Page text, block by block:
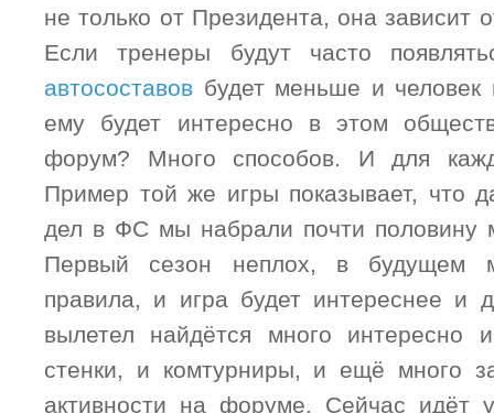
не только от Президента, она зависит
Если тренеры будут часто
автосоставов будет меньше и
ему будет интересно в этом
форум? Много способов. И для
Пример той же игры показывает, что
дел в ФС мы набрали почти половину
Первый сезон неплох, в будущем
правила, и игра будет интереснее и
вылетел найдётся много интересно
стенки, и комтурниры, и ещё много
активности на форуме. Сейчас идёт